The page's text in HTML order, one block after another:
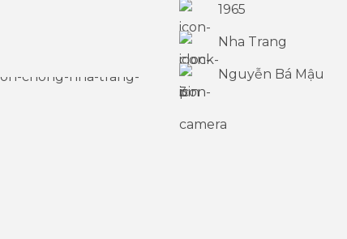
1965
Nha Trang
Nguyễn Bá Mậu